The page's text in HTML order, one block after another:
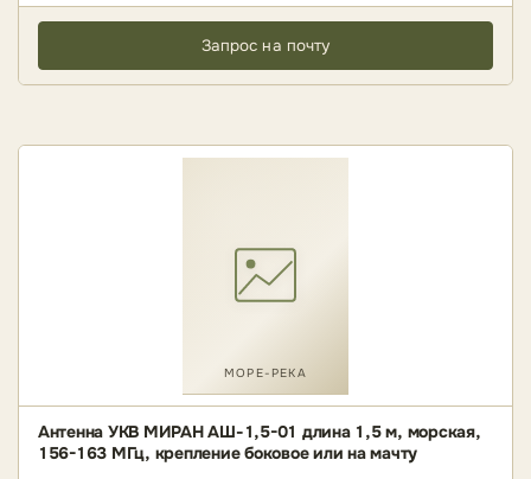
Запрос на почту
МОРЕ-РЕКА
Антенна УКВ МИРАН АШ-1,5-01 длина 1,5 м, морская,
156-163 МГц, крепление боковое или на мачту